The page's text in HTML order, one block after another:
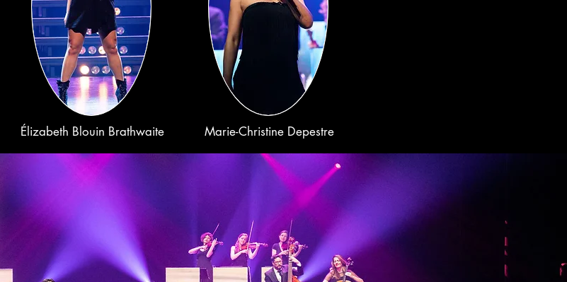
Élizabeth Blouin Brathwaite Marie-Christine Depestre